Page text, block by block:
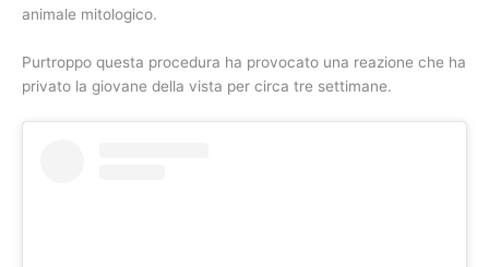
animale mitologico.
Purtroppo questa procedura ha provocato una reazione che ha
privato la giovane della vista per circa tre settimane.